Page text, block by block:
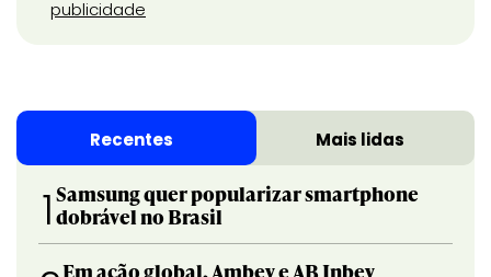
publicidade
Recentes Mais lidas
1 Samsung quer popularizar smartphone
dobrável no Brasil
Em ação global, Ambev e AB Inbev